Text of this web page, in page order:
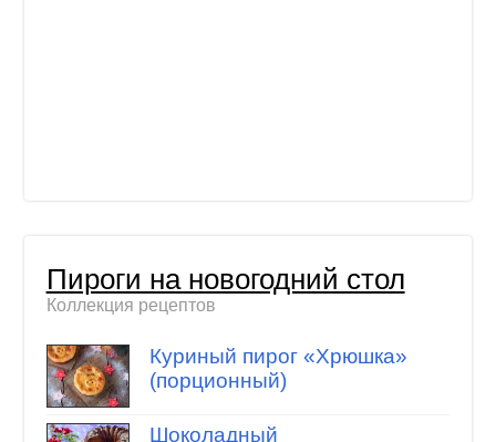
Пироги на новогодний стол
Коллекция рецептов
Куриный пирог «Хрюшка»
(порционный)
Шоколадный